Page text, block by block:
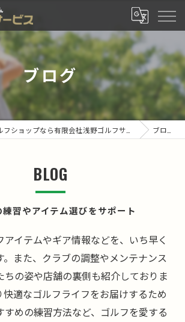
ブログ
ブログ
BLOG
習やアイテム選びをサポート
アイテムやギア情報などを、いち早く
。また、クラブの調整やメンテナンス
ちの姿や店舗の裏側も紹介しておりま
快適なゴルフライフをお届けするため
すめの練習方法など、ゴルフを愛する